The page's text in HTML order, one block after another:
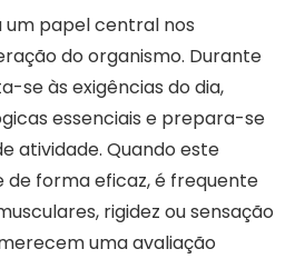
um papel central nos
do organismo. Durante
se às exigências do dia,
essenciais e prepara-se
atividade. Quando este
forma eficaz, é frequente
rigidez ou sensação
uma avaliação